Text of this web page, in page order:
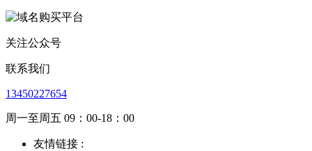
关注公众号
联系我们
13450227654
周一至周五 09：00-18：00
友情链接 :